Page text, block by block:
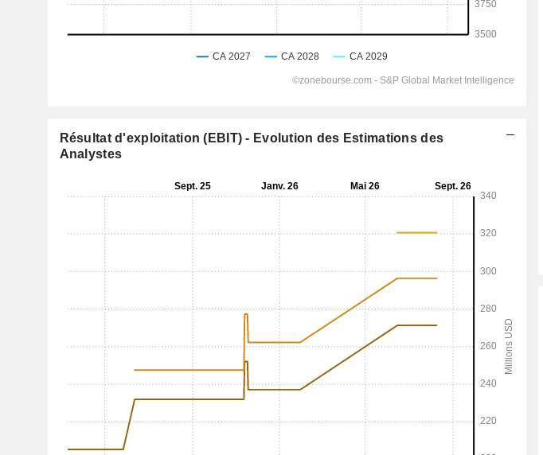
Résultat d'exploitation (EBIT) - Evolution des Estimations des
Analystes